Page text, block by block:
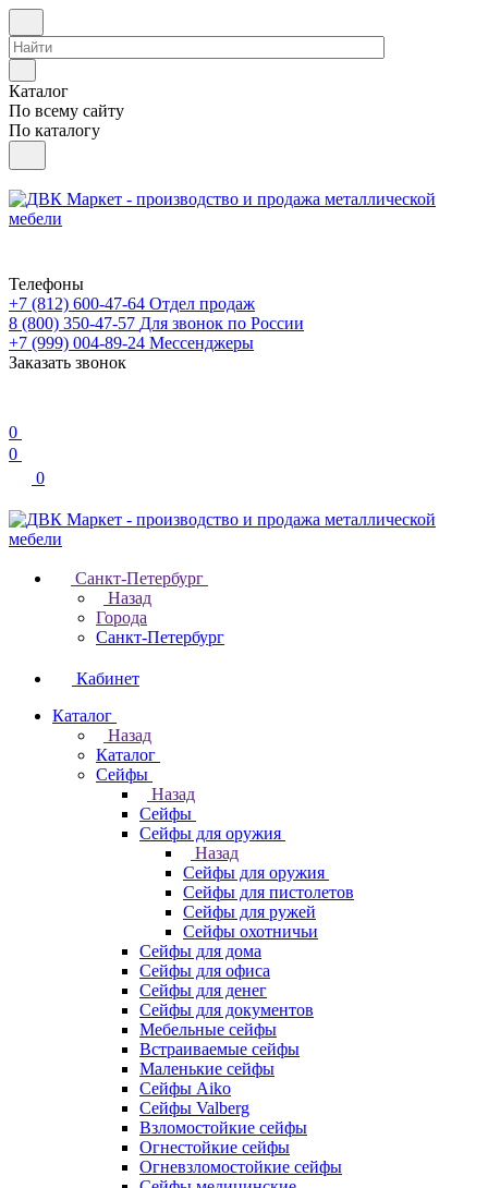
Каталог
По всему сайту
По каталогу
Телефоны
+7 (812) 600-47-64 Отдел продаж
8 (800) 350-47-57 Для звонок по России
+7 (999) 004-89-24 Мессенджеры
Заказать звонок
0
0
0
Санкт-Петербург
Назад
Города
Санкт-Петербург
Кабинет
Каталог
Назад
Каталог
Cейфы
Назад
Cейфы
Cейфы для оружия
Назад
Cейфы для оружия
Сейфы для пистолетов
Сейфы для ружей
Сейфы охотничьи
Cейфы для дома
Cейфы для офиса
Сейфы для денег
Сейфы для документов
Мебельные сейфы
Встраиваемые сейфы
Маленькие сейфы
Сейфы Aiko
Сейфы Valberg
Взломостойкие сейфы
Огнестойкие сейфы
Огневзломостойкие сейфы